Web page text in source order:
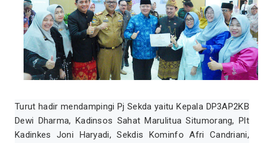
Turut hadir mendampingi Pj Sekda yaitu Kepala DP3AP2KB
Dewi Dharma, Kadinsos Sahat Marulitua Situmorang, Plt
Kadinkes Joni Haryadi, Sekdis Kominfo Afri Candriani,